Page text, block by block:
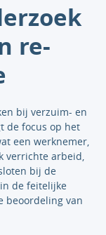
re-
bij verzuim- en
de focus op het
een werknemer,
verrichte arbeid,
bij de
de feitelijke
beoordeling van